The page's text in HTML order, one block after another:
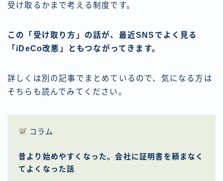
受け取るかまで考える制度です。
この「受け取り方」の話が、最近SNSでよく見る
「iDeCo改悪」ともつながってきます。
詳しくは別の記事でまとめているので、気になる方は
そちらも読んでみてください。
コラム
昔より始めやすくなった。会社に証明書を頼まなく
てよくなった話